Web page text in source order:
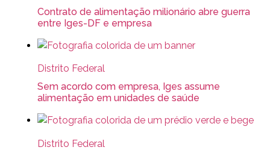
Contrato de alimentação milionário abre guerra
entre Iges-DF e empresa
Distrito Federal
Sem acordo com empresa, Iges assume
alimentação em unidades de saúde
Distrito Federal